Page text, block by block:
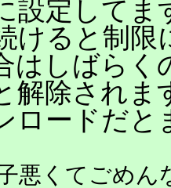
設定してま
けると制限
はしばらく
解除されま
ロードだと
悪くてごめん